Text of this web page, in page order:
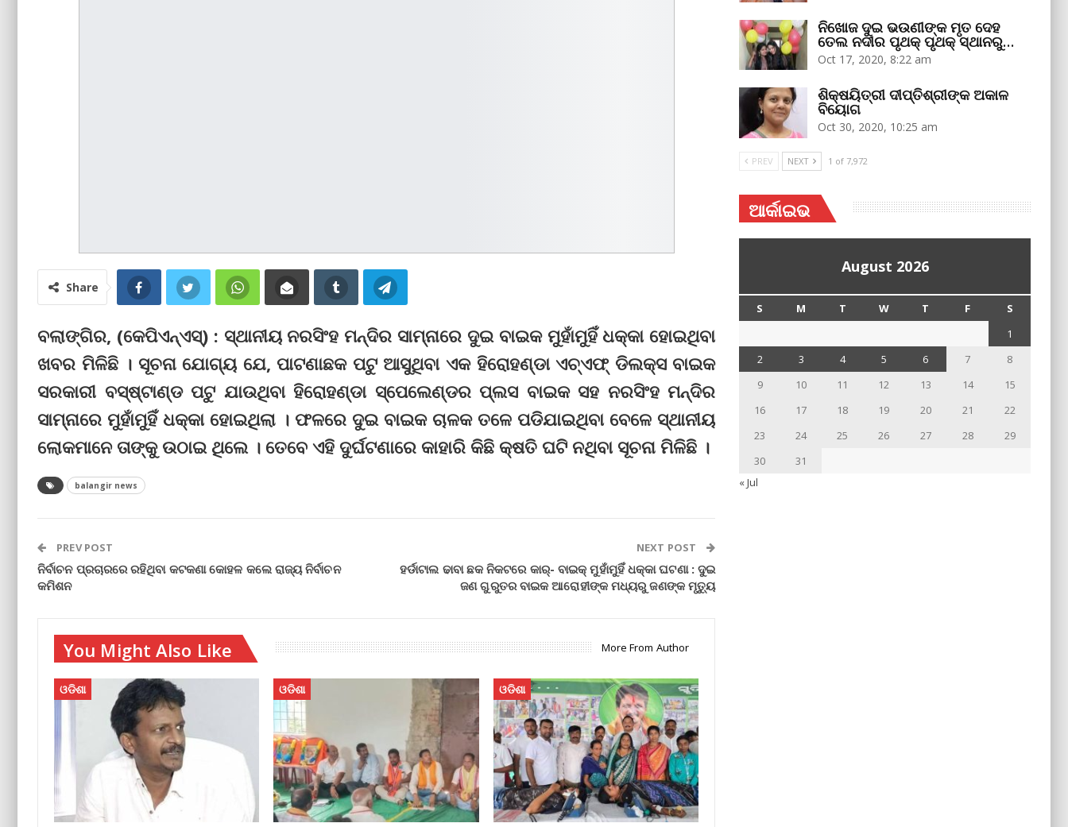
Share
ବଲାଙ୍ଗିର, (କେପିଏନ୍‌ଏସ୍‌) : ସ୍ଥାନୀୟ ନରସିଂହ ମନ୍ଦିର ସାମ୍ନାରେ ଦୁଇ ବାଇକ ମୁହାଁମୁହିଁ ଧକ୍କା ହୋଇଥିବା
ଖବର ମିଳିଛି । ସୂଚନା ଯୋଗ୍ୟ ଯେ, ପାଟଣାଛକ ପଟୁ ଆସୁଥିବା ଏକ ହିରୋହଣ୍ଡା ଏଚ୍‌ଏଫ୍‌ ଡିଲକ୍ସ ବାଇକ
ସରକାରୀ ବସ୍‌ଷ୍ଟାଣ୍ଡ ପଟୁ ଯାଉଥିବା ହିରୋହଣ୍ଡା ସ୍ପେଲେଣ୍ଡର ପ୍ଲସ ବାଇକ ସହ ନରସିଂହ ମନ୍ଦିର
ସାମ୍ନାରେ ମୁହାଁମୁହିଁ ଧକ୍କା ହୋଇଥିଲା । ଫଳରେ ଦୁଇ ବାଇକ ଚାଳକ ତଳେ ପଡିଯାଇଥିବା ବେଳେ ସ୍ଥାନୀୟ
ଲୋକମାନେ ତାଙ୍କୁ ଉଠାଇ ଥିଲେ । ତେବେ ଏହି ଦୁର୍ଘଟଣାରେ କାହାରି କିଛି କ୍ଷତି ଘଟି ନଥିବା ସୂଚନା ମିଳିଛି ।
balangir news
PREV POST
ନିର୍ବାଚନ ପ୍ରଚାରରେ ରହିଥିବା କଟକଣା କୋହଳ କଲେ ରାଜ୍ୟ ନିର୍ବାଚନ
କମିଶନ
NEXT POST
ହର୍ଡାଟାଲ ଢାବା ଛକ ନିକଟରେ କାର୍- ବାଇକ୍ ମୁହାଁମୁହିଁ ଧକ୍କା ଘଟଣା : ଦୁଇ
ଜଣ ଗୁରୁତର ବାଇକ ଆରୋହୀଙ୍କ ମଧ୍ୟରୁ ଜଣଙ୍କ ମୃତ୍ୟୁ
You Might Also Like More From Author
ଓଡିଶା ଓଡିଶା ଓଡିଶା
ନିଖୋଜ ଦୁଇ ଭଉଣୀଙ୍କ ମୃତ ଦେହ
ତେଲ ନଦୀର ପୃଥକ୍‌ ପୃଥକ୍‌ ସ୍ଥାନରୁ…
Oct 17, 2020, 8:22 am
ଶିକ୍ଷୟିତ୍ରୀ ଦୀପ୍ତିଶ୍ରୀଙ୍କ ଅକାଳ
ବିୟୋଗ
Oct 30, 2020, 10:25 am
PREV NEXT 1 of 7,972
ଆର୍କାଇଭ
August 2026
S M T W T F
S
1
2
3 4 5 6 7
8
9
10 11 12 13 14
15
16
17 18 19 20 21
22
23
24 25 26 27 28
29
30
31
« Jul